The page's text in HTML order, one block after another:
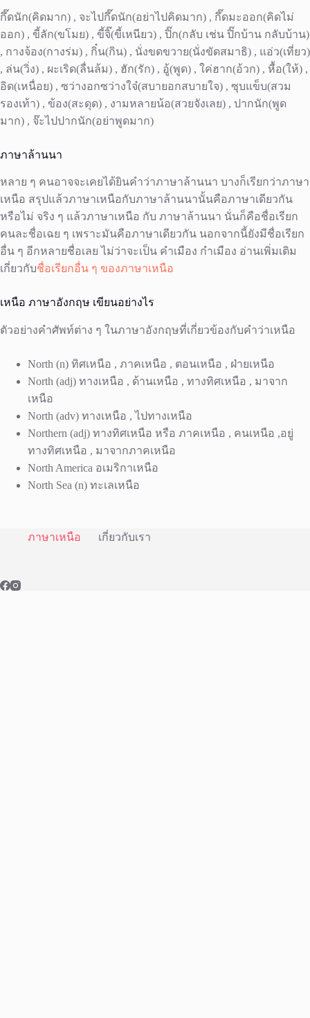
กึ๊ดนัก(คิดมาก) , จะไปกึ๊ดนัก(อย่าไปคิดมาก) , กึ๊ดมะออก(คิดไม่
ออก) , ขี้ลัก(ขโมย) , ขี้จิ๊(ขี้เหนียว) , ปิ๊ก(กลับ เช่น ปิ๊กบ้าน กลับบ้าน)
, กางจ้อง(กางร่ม) , กิ๋น(กิน) , นั่งขดขวาย(นั่งขัดสมาธิ) , แอ่ว(เที่ยว)
, ล่น(วิ่ง) , ผะเริด(ลื่นล้ม) , ฮัก(รัก) , อู้(พูด) , ใค่ฮาก(อ้วก) , หื้อ(ให้) ,
อิด(เหนื่อย) , ซว่างอกซว่างใจ๋(สบายอกสบายใจ) , ซุบแข็บ(สวม
รองเท้า) , ข้อง(สะดุด) , งามหลายน้อ(สวยจังเลย) , ปากนัก(พูด
มาก) , จ๊ะไปปากนัก(อย่าพูดมาก)
ภาษาล้านนา
หลาย ๆ คนอาจจะเคยได้ยินคำว่าภาษาล้านนา บางก็เรียกว่าภาษา
เหนือ สรุปแล้วภาษาเหนือกับภาษาล้านนานั้นคือภาษาเดียวกัน
หรือไม่ จริง ๆ แล้วภาษาเหนือ กับ ภาษาล้านนา นั่นก็คือชื่อเรียก
คนละชื่อเฉย ๆ เพราะมันคือภาษาเดียวกัน นอกจากนี้ยังมีชื่อเรียก
อื่น ๆ อีกหลายชื่อเลย ไม่ว่าจะเป็น คำเมือง กำเมือง อ่านเพิ่มเติม
เกี่ยวกับชื่อเรียกอื่น ๆ ของภาษาเหนือ
เหนือ ภาษาอังกฤษ เขียนอย่างไร
ตัวอย่างคำศัพท์ต่าง ๆ ในภาษาอังกฤษที่เกี่ยวข้องกับคำว่าเหนือ
North (n) ทิศเหนือ , ภาคเหนือ , ตอนเหนือ , ฝ่ายเหนือ
North (adj) ทางเหนือ , ด้านเหนือ , ทางทิศเหนือ , มาจาก
เหนือ
North (adv) ทางเหนือ , ไปทางเหนือ
Northern (adj) ทางทิศเหนือ หรือ ภาคเหนือ , คนเหนือ ,อยู่
ทางทิศเหนือ , มาจากภาคเหนือ
North America อเมริกาเหนือ
North Sea (n) ทะเลเหนือ
ภาษาเหนือ เกี่ยวกับเรา